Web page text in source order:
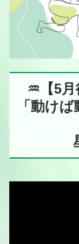
♒️【5
「動け